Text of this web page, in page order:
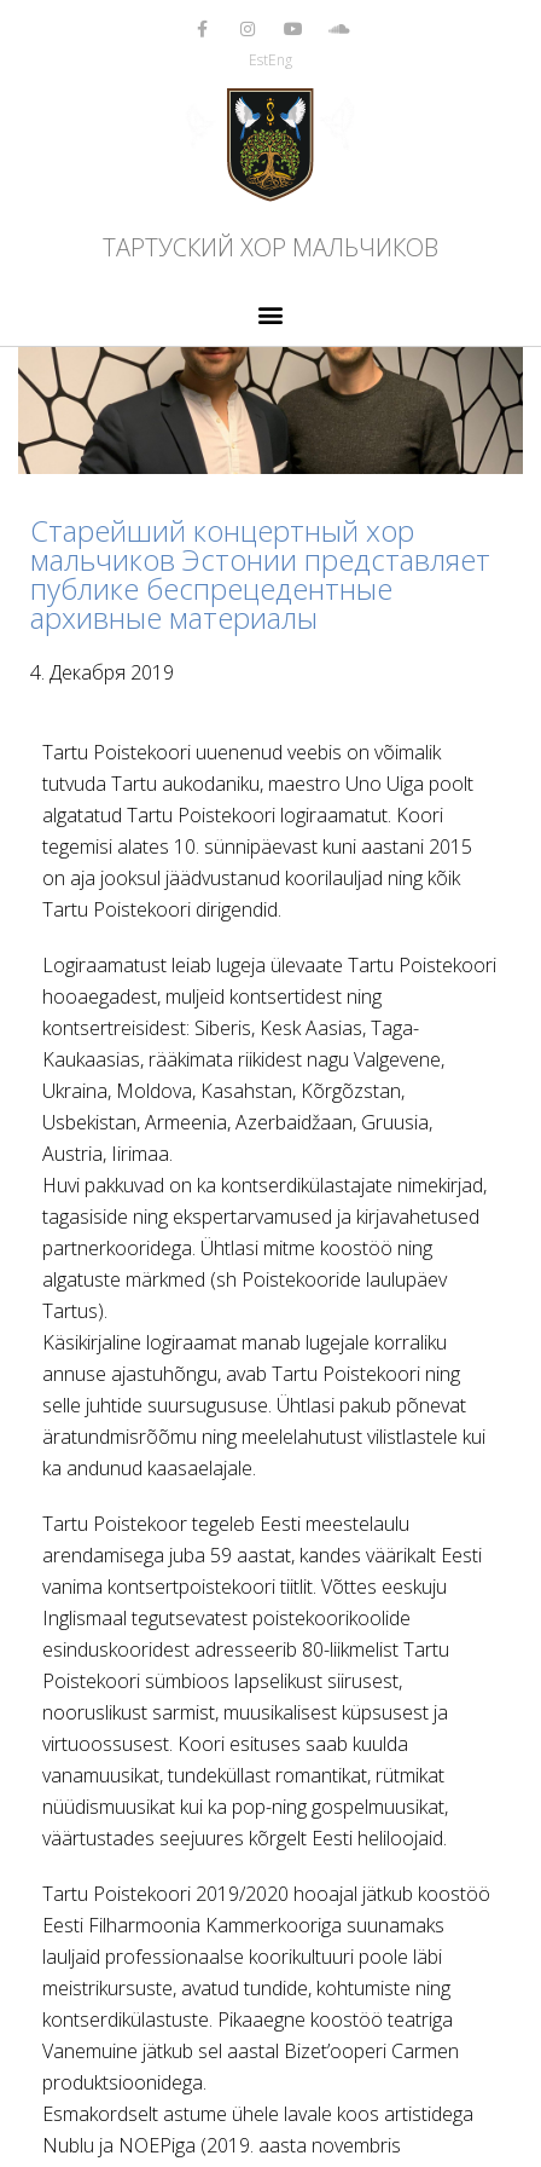
EstEng
ТАРТУСКИЙ ХОР МАЛЬЧИКОВ
Старейший концертный хор
мальчиков Эстонии представляет
публике беспрецедентные
архивные материалы
4. Декабря 2019
Tartu Poistekoori uuenenud veebis on võimalik
tutvuda Tartu aukodaniku, maestro Uno Uiga poolt
algatatud Tartu Poistekoori logiraamatut. Koori
tegemisi alates 10. sünnipäevast kuni aastani 2015
on aja jooksul jäädvustanud koorilauljad ning kõik
Tartu Poistekoori dirigendid.
Logiraamatust leiab lugeja ülevaate Tartu Poistekoori
hooaegadest, muljeid kontsertidest ning
kontsertreisidest: Siberis, Kesk Aasias, Taga-
Kaukaasias, rääkimata riikidest nagu Valgevene,
Ukraina, Moldova, Kasahstan, Kõrgõzstan,
Usbekistan, Armeenia, Azerbaidžaan, Gruusia,
Austria, Iirimaa.
Huvi pakkuvad on ka kontserdikülastajate nimekirjad,
tagasiside ning ekspertarvamused ja kirjavahetused
partnerkooridega. Ühtlasi mitme koostöö ning
algatuste märkmed (sh Poistekooride laulupäev
Tartus).
Käsikirjaline logiraamat manab lugejale korraliku
annuse ajastuhõngu, avab Tartu Poistekoori ning
selle juhtide suursugususe. Ühtlasi pakub põnevat
äratundmisrõõmu ning meelelahutust vilistlastele kui
ka andunud kaasaelajale.
Tartu Poistekoor tegeleb Eesti meestelaulu
arendamisega juba 59 aastat, kandes väärikalt Eesti
vanima kontsertpoistekoori tiitlit. Võttes eeskuju
Inglismaal tegutsevatest poistekoorikoolide
esinduskooridest adresseerib 80-liikmelist Tartu
Poistekoori sümbioos lapselikust siirusest,
nooruslikust sarmist, muusikalisest küpsusest ja
virtuoossusest. Koori esituses saab kuulda
vanamuusikat, tundeküllast romantikat, rütmikat
nüüdismuusikat kui ka pop-ning gospelmuusikat,
väärtustades seejuures kõrgelt Eesti heliloojaid.
Tartu Poistekoori 2019/2020 hooajal jätkub koostöö
Eesti Filharmoonia Kammerkooriga suunamaks
lauljaid professionaalse koorikultuuri poole läbi
meistrikursuste, avatud tundide, kohtumiste ning
kontserdikülastuste. Pikaaegne koostöö teatriga
Vanemuine jätkub sel aastal Bizet’ooperi Carmen
produktsioonidega.
Esmakordselt astume ühele lavale koos artistidega
Nublu ja NOEPiga (2019. aasta novembris